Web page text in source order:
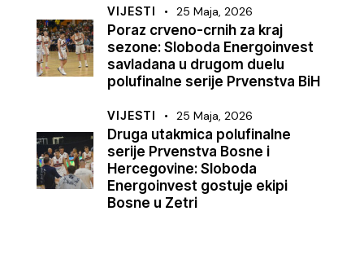
VIJESTI 25 Maja, 2026
Poraz crveno-crnih za kraj
sezone: Sloboda Energoinvest
savladana u drugom duelu
polufinalne serije Prvenstva BiH
VIJESTI 25 Maja, 2026
Druga utakmica polufinalne
serije Prvenstva Bosne i
Hercegovine: Sloboda
Energoinvest gostuje ekipi
Bosne u Zetri